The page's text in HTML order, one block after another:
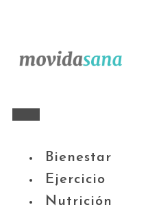
Bienestar
Ejercicio
Nutrición